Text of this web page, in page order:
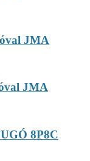
JMA
JMA
8P8C